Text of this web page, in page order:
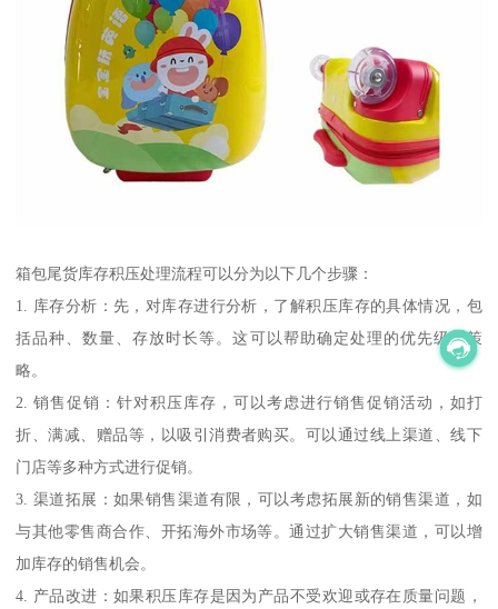
箱包尾货库存积压处理流程可以分为以下几个步骤：
1. 库存分析：先，对库存进行分析，了解积压库存的具体情况，包
括品种、数量、存放时长等。这可以帮助确定处理的优先级和策
略。
2. 销售促销：针对积压库存，可以考虑进行销售促销活动，如打
折、满减、赠品等，以吸引消费者购买。可以通过线上渠道、线下
门店等多种方式进行促销。
3. 渠道拓展：如果销售渠道有限，可以考虑拓展新的销售渠道，如
与其他零售商合作、开拓海外市场等。通过扩大销售渠道，可以增
加库存的销售机会。
4. 产品改进：如果积压库存是因为产品不受欢迎或存在质量问题，